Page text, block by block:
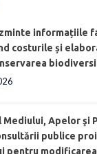
informațiile
costurile și
Mediului, Apelor şi
publice
pentru